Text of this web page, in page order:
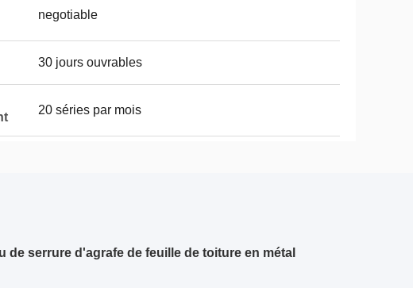
negotiable
30 jours ouvrables
20 séries par mois
serrure d'agrafe de feuille de toiture en métal